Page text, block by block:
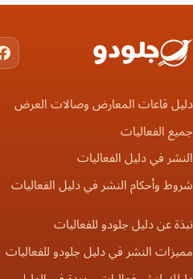
دليل قاعات المعارض وصالات العرض
جميع الفعاليات
النشر في دليل الفعاليات
شروط وأحكام النشر في دليل الفعاليات
نبذة عن دليل جلودو للفعاليات
مميزات النشر في دليل جلودو للفعاليات